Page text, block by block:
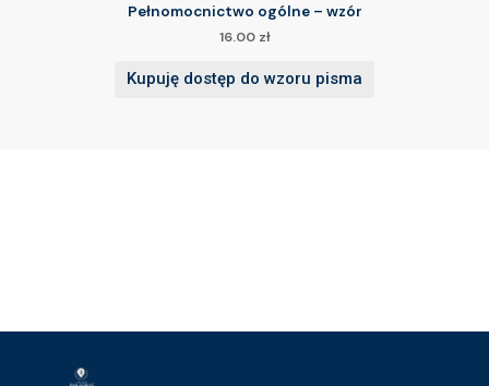
Pełnomocnictwo ogólne – wzór
16.00 zł
Kupuję dostęp do wzoru pisma